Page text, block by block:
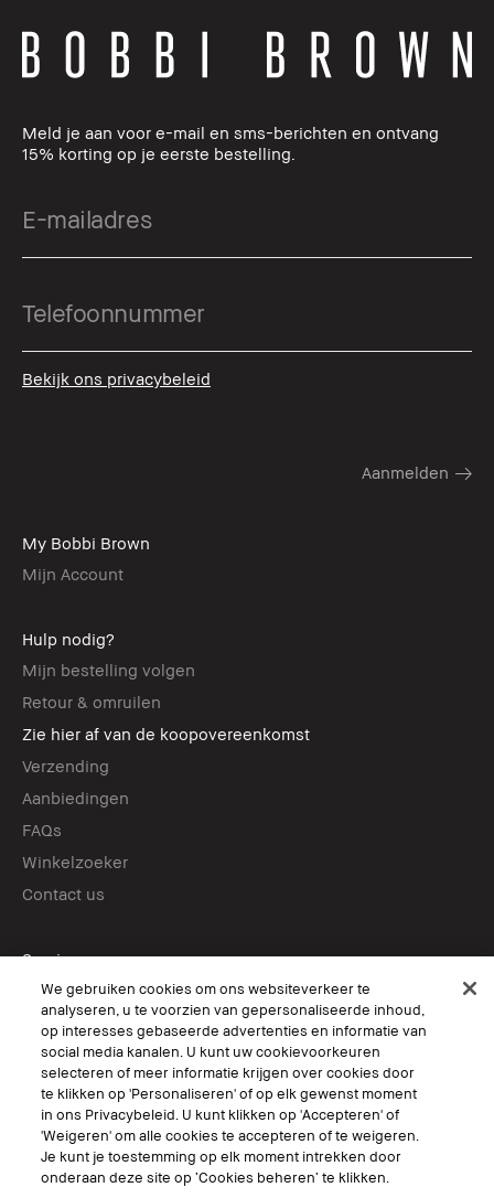
Meld je aan voor e-mail en sms-berichten en ontvang
15% korting op je eerste bestelling.
Bekijk ons privacybeleid
My Bobbi Brown
Mijn Account
Hulp nodig?
Mijn bestelling volgen
Retour & omruilen
Zie hier af van de koopovereenkomst
Verzending
Aanbiedingen
FAQs
Winkelzoeker
Contact us
Services
Boek een afspraak in-store
Virtual Try-On
Volg ons
© Bobbi Brown Professional Cosmetics, Inc. All worldwide rights reserved.
We gebruiken cookies om ons websiteverkeer te
analyseren, u te voorzien van gepersonaliseerde inhoud,
op interesses gebaseerde advertenties en informatie van
social media kanalen. U kunt uw cookievoorkeuren
selecteren of meer informatie krijgen over cookies door
te klikken op 'Personaliseren' of op elk gewenst moment
in ons Privacybeleid. U kunt klikken op 'Accepteren' of
'Weigeren' om alle cookies te accepteren of te weigeren.
Je kunt je toestemming op elk moment intrekken door
onderaan deze site op ‘Cookies beheren’ te klikken.